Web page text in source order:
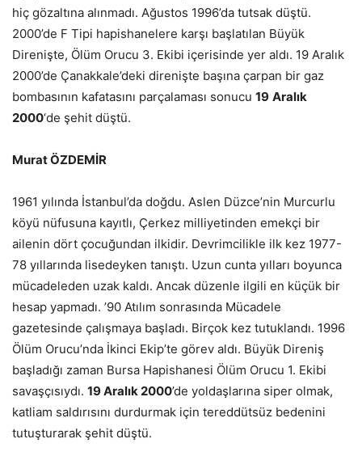
hiç gözaltına alınmadı. Ağustos 1996’da tutsak düştü.
2000’de F Tipi hapishanelere karşı başlatılan Büyük
Direnişte, Ölüm Orucu 3. Ekibi içerisinde yer aldı. 19 Aralık
2000’de Çanakkale’deki direnişte başına çarpan bir gaz
bombasının kafatasını parçalaması sonucu 19 Aralık
2000‘de şehit düştü.
Murat ÖZDEMİR
1961 yılında İstanbul’da doğdu. Aslen Düzce’nin Murcurlu
köyü nüfusuna kayıtlı, Çerkez milliyetinden emekçi bir
ailenin dört çocuğundan ilkidir. Devrimcilikle ilk kez 1977-
78 yıllarında lisedeyken tanıştı. Uzun cunta yılları boyunca
mücadeleden uzak kaldı. Ancak düzenle ilgili en küçük bir
hesap yapmadı. ’90 Atılım sonrasında Mücadele
gazetesinde çalışmaya başladı. Birçok kez tutuklandı. 1996
Ölüm Orucu’nda İkinci Ekip’te görev aldı. Büyük Direniş
başladığı zaman Bursa Hapishanesi Ölüm Orucu 1. Ekibi
savaşçısıydı. 19 Aralık 2000’de yoldaşlarına siper olmak,
katliam saldırısını durdurmak için tereddütsüz bedenini
tutuşturarak şehit düştü.